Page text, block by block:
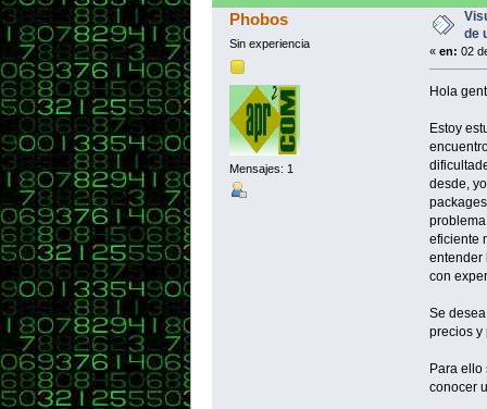
programa. (Leído 4287 veces)
Phobos
Sin experiencia
Mensajes: 1
de
« en: 02
Hola
Estoy
desde,
eficiente
entender
con
Se
precios y
Para
conocer